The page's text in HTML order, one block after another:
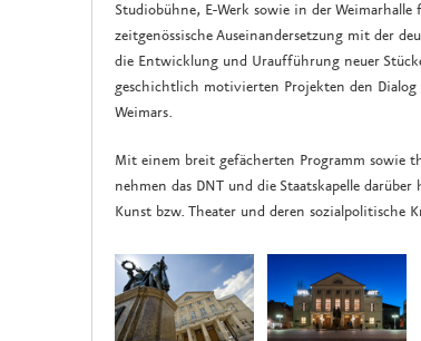
Studiobühne, E-Werk sowie in der
zeitgenössische Auseinandersetzung mit der
die Entwicklung und Uraufführung neuer
geschichtlich motivierten Projekten den
Weimars.
Mit einem breit gefächerten Programm sowie
nehmen das DNT und die Staatskapelle
Kunst bzw. Theater und deren